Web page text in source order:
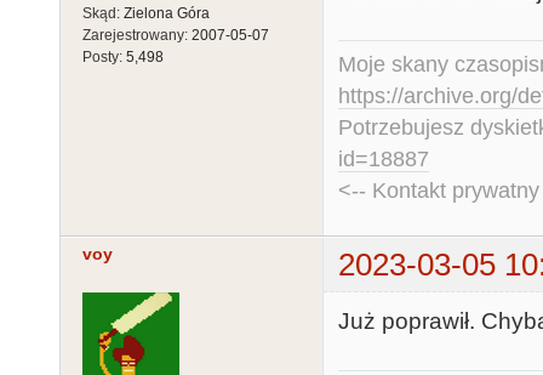
Skąd: Zielona Góra
Zarejestrowany: 2007-05-07
Posty: 5,498
Moje skany
https://archive.org/
Potrzebujesz
id=18887
<-- Kontakt
voy 2023-03-05
Już poprawił.